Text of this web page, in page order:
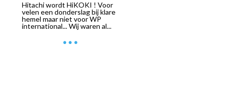
Hitachi wordt HiKOKI ! Voor
velen een donderslag bij klare
hemel maar niet voor WP
international... Wij waren al...